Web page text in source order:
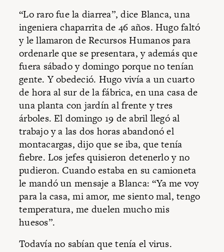
“Lo raro fue la diarrea”, dice Blanca, una
ingeniera chaparrita de 46 años. Hugo faltó
y le llamaron de Recursos Humanos para
ordenarle que se presentara, y además que
fuera sábado y domingo porque no tenían
gente. Y obedeció. Hugo vivía a un cuarto
de hora al sur de la fábrica, en una casa de
una planta con jardín al frente y tres
árboles. El domingo 19 de abril llegó al
trabajo y a las dos horas abandonó el
montacargas, dijo que se iba, que tenía
fiebre. Los jefes quisieron detenerlo y no
pudieron. Cuando estaba en su camioneta
le mandó un mensaje a Blanca: “Ya me voy
para la casa, mi amor, me siento mal, tengo
temperatura, me duelen mucho mis
huesos”.
Todavía no sabían que tenía el virus.